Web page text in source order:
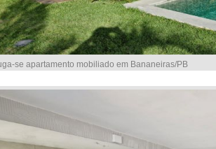
se apartamento mobiliado em Bananeiras/PB